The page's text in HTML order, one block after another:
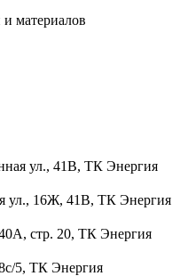
и материалов
ул., 41В, ТК Энергия
ул., 16Ж, 41В, ТК Энергия
стр. 20, ТК Энергия
5, ТК Энергия